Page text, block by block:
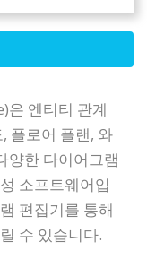
은 엔티티 관계
플로어 플랜, 와
양한 다이어그램
소프트웨어입
편집기를 통해
수 있습니다.